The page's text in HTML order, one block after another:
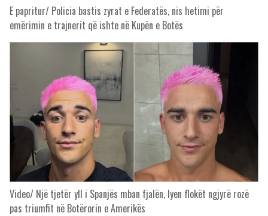
E papritur/ Policia bastis zyrat e Federatës, nis hetimi për
emërimin e trajnerit që ishte në Kupën e Botës
Video/ Një tjetër yll i Spanjës mban fjalën, lyen flokët ngjyrë rozë
pas triumfit në Botërorin e Amerikës